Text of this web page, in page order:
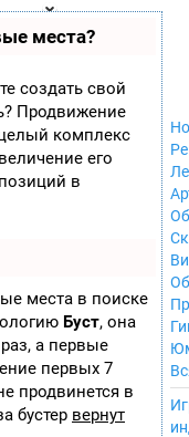
места?
создать свой
Продвижение
комплекс
его
в
места в поиске
Буст, она
а первые
первых 7
продвинется в
бустер вернут
ла
ор
м
ы
Xbox 360
Nintendo Wii
Nintendo
GameCube
PlayStation
PlayStation 2
Portable
Nintendo DS
Android
iOS
MacOS
Sega Mega Drive